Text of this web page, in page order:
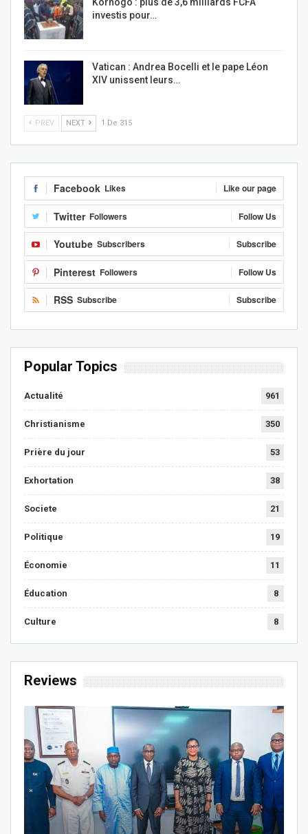
investis pour…
Vatican : Andrea Bocelli et le pape Léon
XIV unissent leurs…
PREV NEXT 1 De 315
Facebook Likes Like our page
Twitter Followers Follow Us
Youtube Subscribers Subscribe
Pinterest Followers Follow Us
RSS Subscribe Subscribe
Popular Topics
Actualité 961
Christianisme 350
Prière du jour 53
Exhortation 38
Societe 21
Politique 19
Économie 11
Éducation 8
Culture 8
Reviews